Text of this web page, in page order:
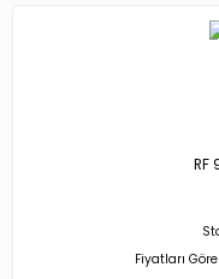
RF
Fiyatları